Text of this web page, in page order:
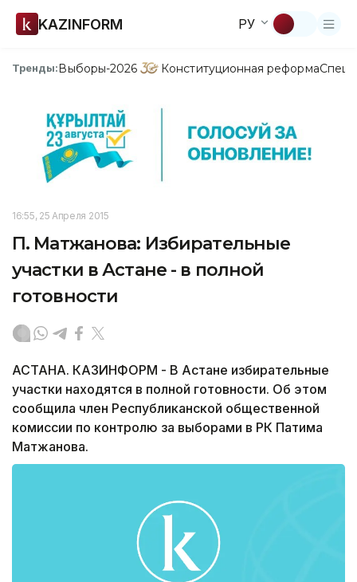
KAZINFORM РУ
Тренды:Выборы-2026 Конституционная реформа
16:55, 25 Апреля 2015
П. Матжанова: Избирательные
участки в Астане - в полной
готовности
АСТАНА. КАЗИНФОРМ - В Астане избирательные
участки находятся в полной готовности. Об этом
сообщила член Республиканской общественной
комиссии по контролю за выборами в РК Патима
Матжанова.